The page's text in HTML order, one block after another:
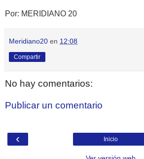
Por: MERIDIANO 20
Meridiano20 en 12:08
Compartir
No hay comentarios:
Publicar un comentario
‹ Inicio